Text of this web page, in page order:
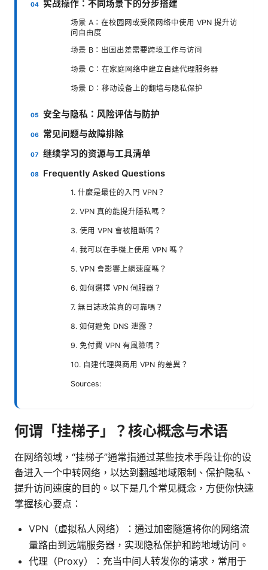
实战操作：不同场景下的分步搭建
场景 A：在校园网或受限网络中使用 VPN 提升访
问自由度
场景 B：出国出差需要跨境工作与访问
场景 C：在家庭网络中建立自建代理服务器
场景 D：移动设备上的翻墙与隐私保护
安全与隐私：风险评估与防护
常见问题与故障排除
继续学习的资源与工具清单
Frequently Asked Questions
1. 什麼是最佳的入門 VPN？
2. VPN 真的能提升隱私嗎？
3. 使用 VPN 會被阻斷嗎？
4. 我可以在手機上使用 VPN 嗎？
5. VPN 會影響上網速度嗎？
6. 如何選擇 VPN 伺服器？
7. 無日誌政策真的可靠嗎？
8. 如何避免 DNS 泄露？
9. 免付費 VPN 有風險嗎？
10. 自建代理與商用 VPN 的差異？
Sources:
何谓「挂梯子」？核心概念与术语
在网络领域，“挂梯子”通常指通过某些技术手段让你的设
备进入一个中转网络，以达到翻越地域限制、保护隐私、
提升访问速度的目的。以下是几个常见概念，方便你快速
掌握核心要点：
VPN（虚拟私人网络）：通过加密隧道将你的网络流
量路由到远端服务器，实现隐私保护和跨地域访问。
代理（Proxy）：充当中间人转发你的请求，常用于